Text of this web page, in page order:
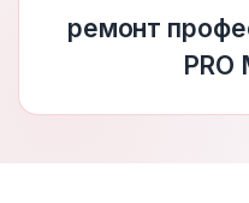
ремонт
PRO